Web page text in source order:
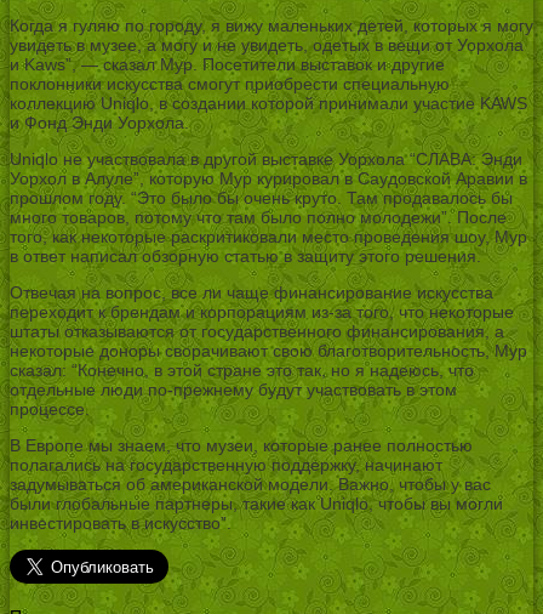
Когда я гуляю по городу, я вижу маленьких детей, которых я могу
увидеть в музее, а могу и не увидеть, одетых в вещи от Уорхола
и Kaws”, — сказал Мур. Посетители выставок и другие
поклонники искусства смогут приобрести специальную
коллекцию Uniqlo, в создании которой принимали участие KAWS
и Фонд Энди Уорхола.
Uniqlo не участвовала в другой выставке Уорхола “СЛАВА: Энди
Уорхол в Алуле”, которую Мур курировал в Саудовской Аравии в
прошлом году. “Это было бы очень круто. Там продавалось бы
много товаров, потому что там было полно молодежи”. После
того, как некоторые раскритиковали место проведения шоу, Мур
в ответ написал обзорную статью в защиту этого решения.
Отвечая на вопрос, все ли чаще финансирование искусства
переходит к брендам и корпорациям из-за того, что некоторые
штаты отказываются от государственного финансирования, а
некоторые доноры сворачивают свою благотворительность, Мур
сказал: “Конечно, в этой стране это так, но я надеюсь, что
отдельные люди по-прежнему будут участвовать в этом
процессе.
В Европе мы знаем, что музеи, которые ранее полностью
полагались на государственную поддержку, начинают
задумываться об американской модели. Важно, чтобы у вас
были глобальные партнеры, такие как Uniqlo, чтобы вы могли
инвестировать в искусство”.